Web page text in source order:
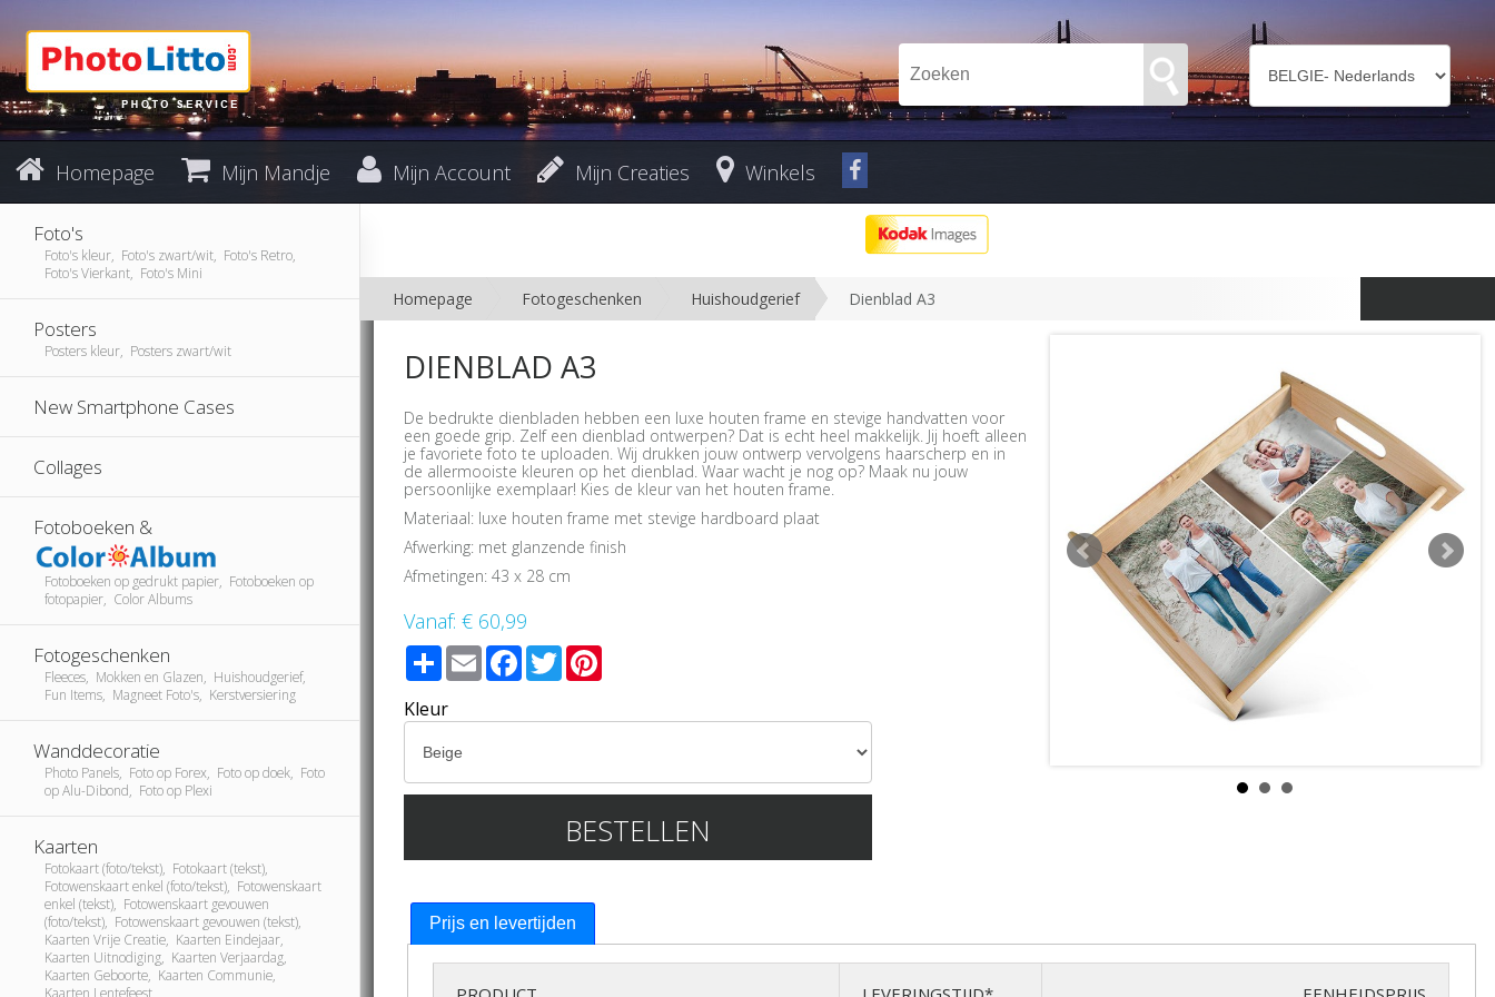
Homepage Mijn Mandje Mijn Account Mijn Creaties Winkels
Foto's
Foto's kleur, Foto's zwart/wit, Foto's Retro,
Foto's Vierkant, Foto's Mini
Posters
Posters kleur, Posters zwart/wit
New Smartphone Cases
Collages
Fotoboeken &
Fotoboeken op gedrukt papier, Fotoboeken op
fotopapier, Color Albums
Fotogeschenken
Fleeces, Mokken en Glazen, Huishoudgerief,
Fun Items, Magneet Foto's, Kerstversiering
Wanddecoratie
Photo Panels, Foto op Forex, Foto op doek, Foto
op Alu-Dibond, Foto op Plexi
Kaarten
Fotokaart (foto/tekst), Fotokaart (tekst),
Fotowenskaart enkel (foto/tekst), Fotowenskaart
enkel (tekst), Fotowenskaart gevouwen
(foto/tekst), Fotowenskaart gevouwen (tekst),
Kaarten Vrije Creatie, Kaarten Eindejaar,
Kaarten Uitnodiging, Kaarten Verjaardag,
Kaarten Geboorte, Kaarten Communie,
Kaarten Lentefeest
Homepage Fotogeschenken Huishoudgerief Dienblad A3
DIENBLAD A3
De bedrukte dienbladen hebben een luxe houten frame en stevige handvatten voor
een goede grip. Zelf een dienblad ontwerpen? Dat is echt heel makkelijk. Jij hoeft alleen
je favoriete foto te uploaden. Wij drukken jouw ontwerp vervolgens haarscherp en in
de allermooiste kleuren op het dienblad. Waar wacht je nog op? Maak nu jouw
persoonlijke exemplaar! Kies de kleur van het houten frame.
Materiaal: luxe houten frame met stevige hardboard plaat
Afwerking: met glanzende finish
Afmetingen: 43 x 28 cm
Vanaf: € 60,99
ShareEmailFacebook
TwitterPinterest
Kleur
BESTELLEN
Prijs en levertijden